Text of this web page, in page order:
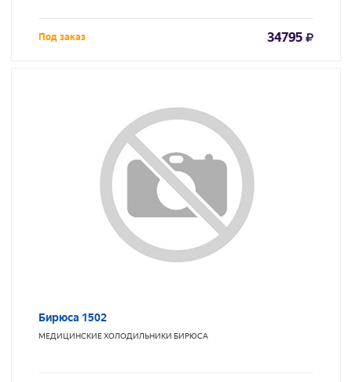
Под заказ 34795
Бирюса 1502
МЕДИЦИНСКИЕ ХОЛОДИЛЬНИКИ БИРЮСА